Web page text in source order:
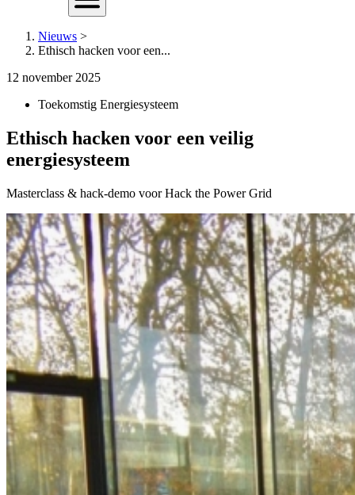
Nieuws >
Ethisch hacken voor een...
12 november 2025
Toekomstig Energiesysteem
Ethisch hacken voor een veilig
energiesysteem
Masterclass & hack-demo voor Hack the Power Grid